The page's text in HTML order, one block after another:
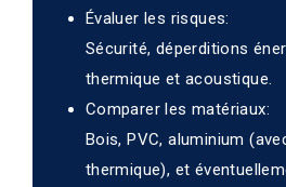
Évaluer les risques:
Sécurité, déperditions
thermique et acoustique.
Comparer les matériaux:
Bois, PVC, aluminium
thermique), et